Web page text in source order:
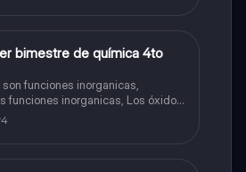
bimestre de química 4to
funciones inorganicas,
funciones inorganicas, Los óxidos
4